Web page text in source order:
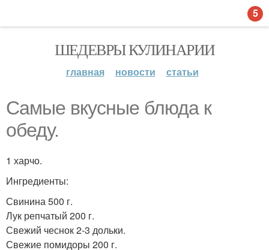
ШЕДЕВРЫ КУЛИНАРИИ
главная новости статьи
Самые вкусные блюда к
обеду.
1 харчо.
Ингредиенты:
Свинина 500 г.
Лук репчатый 200 г.
Свежий чеснок 2-3 дольки.
Свежие помидоры 200 г.
5